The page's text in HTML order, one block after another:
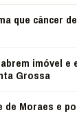
que câncer
imóvel e
Grossa
de Moraes e